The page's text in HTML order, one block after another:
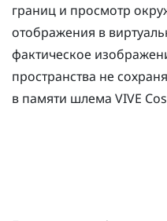
границ и просмотр
отображения в
фактическое
пространства не
в памяти шлема VIVE